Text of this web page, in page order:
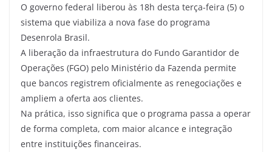
O governo federal liberou às 18h desta terça-feira (5) o
sistema que viabiliza a nova fase do programa
Desenrola Brasil.
A liberação da infraestrutura do Fundo Garantidor de
Operações (FGO) pelo Ministério da Fazenda permite
que bancos registrem oficialmente as renegociações e
ampliem a oferta aos clientes.
Na prática, isso significa que o programa passa a operar
de forma completa, com maior alcance e integração
entre instituições financeiras.